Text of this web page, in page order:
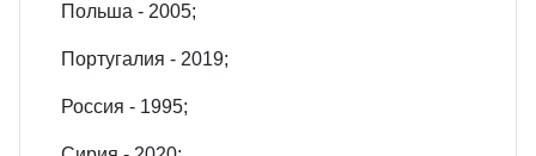
Польша - 2005;
Португалия - 2019;
Россия - 1995;